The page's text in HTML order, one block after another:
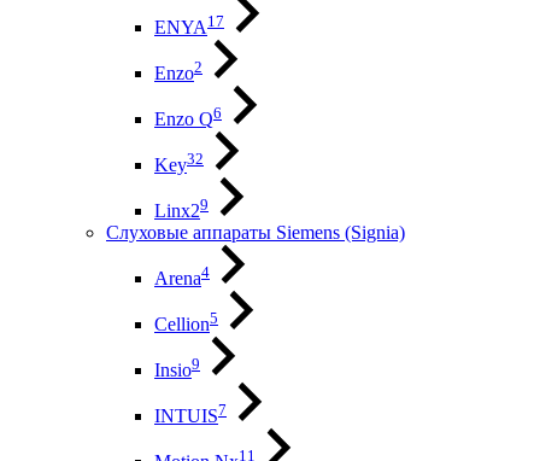
ENYA 17
Enzo2
Enzo Q6
Key32
Linx29
Слуховые аппараты Siemens (Signia)
Arena4
Cellion5
Insio9
INTUIS7
11